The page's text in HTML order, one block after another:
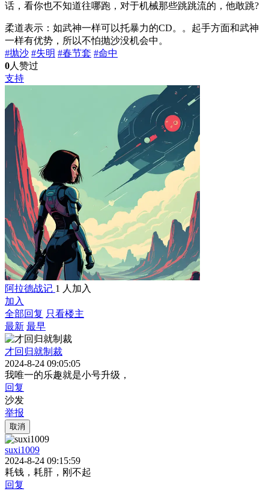
话，看你也不知道往哪跑，对于机械那些跳跳流的，他敢跳?
柔道表示：如武神一样可以托暴力的CD。。起手方面和武神
一样有优势，所以不怕抛沙没机会中。
#抛沙 #失明 #春节套 #命中
0人赞过
支持
阿拉德战记 1 人加入
加入
全部回复 只看楼主
最新 最早
才回归就制裁
2024-8-24 09:05:05
我唯一的乐趣就是小号升级，
回复
沙发
举报
取消
suxi1009
2024-8-24 09:15:59
耗钱，耗肝，刚不起
回复